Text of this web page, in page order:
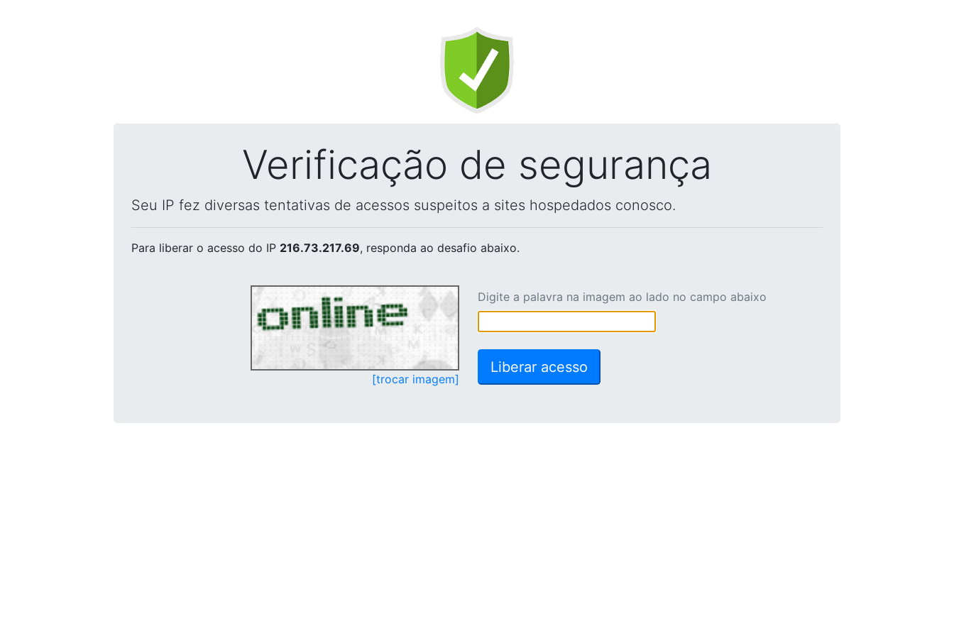
Verificação de segurança
Seu IP fez diversas tentativas de acessos suspeitos a sites hospedados conosco.
Para liberar o acesso do IP 216.73.217.69, responda ao desafio abaixo.
[trocar imagem]
Digite a palavra na imagem ao lado no campo abaixo